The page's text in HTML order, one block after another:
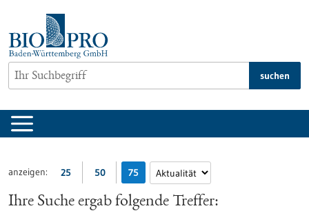
springen
suchen
anzeigen: 25 50 75
Ihre Suche ergab folgende Treffer: